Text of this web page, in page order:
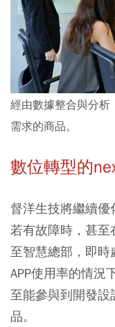
經由數據整合與分析
需求的商品。
數位轉型的
督洋生技將繼續優
若有故障時，甚
至智慧總部，即時
APP使用率的情況
至能參與到開發
品。